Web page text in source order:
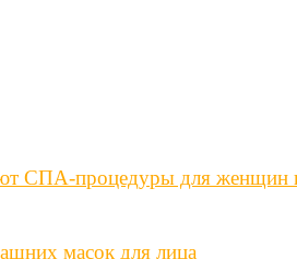
СПА-процедуры для женщин
масок для лица